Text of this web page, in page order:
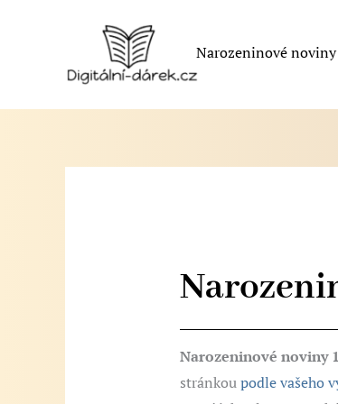
Narozeninové noviny
Narozeninové noviny
stránkoupodle vašeho